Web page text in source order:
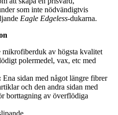
som inte nödvändigtvis
Eagle Edgeless-dukarna.
av högsta kvalitet
polermedel, vax, etc med
Ena sidan med något längre fibrer
och den andra sidan med
borttagning av överflödiga